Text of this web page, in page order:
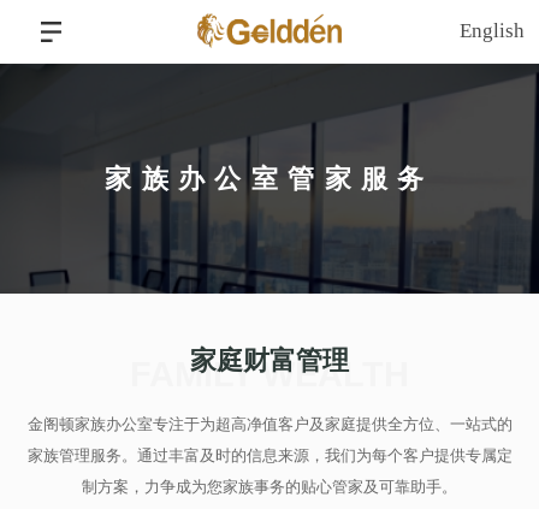
English
家族办公室管家服务
家庭财富管理
FAMILY WEALTH
金阁顿家族办公室专注于为超高净值客户及家庭提供全方位、一站式的
家族管理服务。通过丰富及时的信息来源，我们为每个客户提供专属定
制方案，力争成为您家族事务的贴心管家及可靠助手。